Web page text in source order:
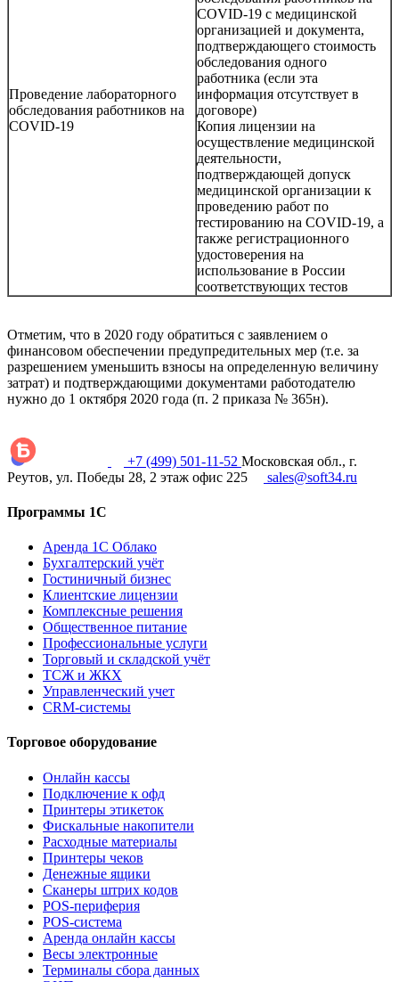
Проведение лабораторного
обследования работников на
COVID-19
COVID-19 с медицинской
организацией и документа,
подтверждающего стоимость
обследования одного
работника (если эта
информация отсутствует в
договоре)
Копия лицензии на
осуществление медицинской
деятельности,
подтверждающей допуск
медицинской организации к
проведению работ по
тестированию на COVID-19, а
также регистрационного
удостоверения на
использование в России
соответствующих тестов
Отметим, что в 2020 году обратиться с заявлением о
финансовом обеспечении предупредительных мер (т.е. за
разрешением уменьшить взносы на определенную величину
затрат) и подтверждающими документами работодателю
нужно до 1 октября 2020 года (п. 2 приказа № 365н).
+7 (499) 501-11-52 Московская обл., г.
Реутов, ул. Победы 28, 2 этаж офис 225
sales@soft34.ru
Программы 1С
Аренда 1С Облако
Бухгалтерский учёт
Гостиничный бизнес
Клиентские лицензии
Комплексные решения
Общественное питание
Профессиональные услуги
Торговый и складской учёт
ТСЖ и ЖКХ
Управленческий учет
CRM-системы
Торговое оборудование
Онлайн кассы
Подключение к офд
Принтеры этикеток
Фискальные накопители
Расходные материалы
Принтеры чеков
Денежные ящики
Сканеры штрих кодов
POS-периферия
POS-система
Аренда онлайн кассы
Весы электронные
Терминалы сбора данных